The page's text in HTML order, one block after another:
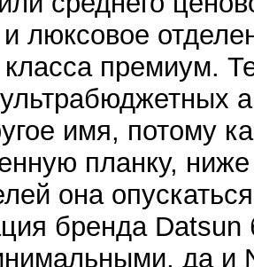
люксовое
премиум.
имя, потому
планку,
она
бренда Datsun
да и